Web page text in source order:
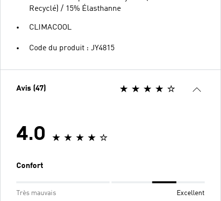
Recyclé) / 15% Élasthanne
CLIMACOOL
Code du produit : JY4815
Avis (47)
4.0
Confort
Très mauvais Excellent